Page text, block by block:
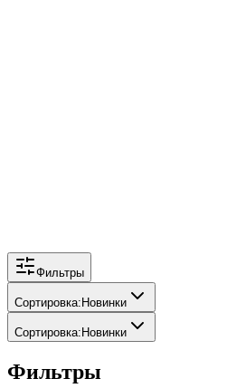
Фильтры
Сортировка: Новинки
Сортировка: Новинки
Фильтры